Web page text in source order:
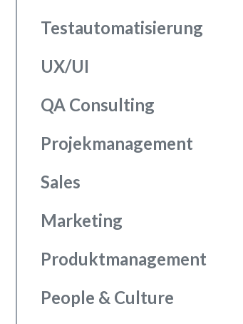
Testautomatisierung
UX/UI
QA Consulting
Projekmanagement
Sales
Marketing
Produktmanagement
People & Culture